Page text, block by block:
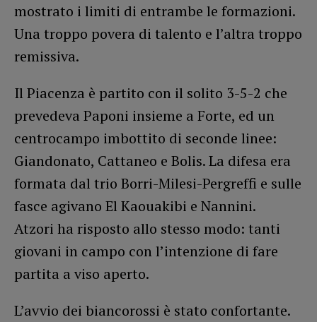
mostrato i limiti di entrambe le formazioni.
Una troppo povera di talento e l’altra troppo
remissiva.
Il Piacenza è partito con il solito 3-5-2 che
prevedeva Paponi insieme a Forte, ed un
centrocampo imbottito di seconde linee:
Giandonato, Cattaneo e Bolis. La difesa era
formata dal trio Borri-Milesi-Pergreffi e sulle
fasce agivano El Kaouakibi e Nannini.
Atzori ha risposto allo stesso modo: tanti
giovani in campo con l’intenzione di fare
partita a viso aperto.
L’avvio dei biancorossi è stato confortante.